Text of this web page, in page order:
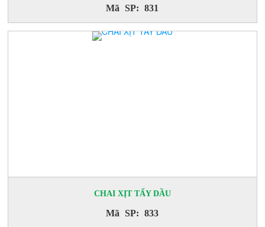
Mã SP: 831
CHAI XỊT TẨY DẦU
Mã SP: 833